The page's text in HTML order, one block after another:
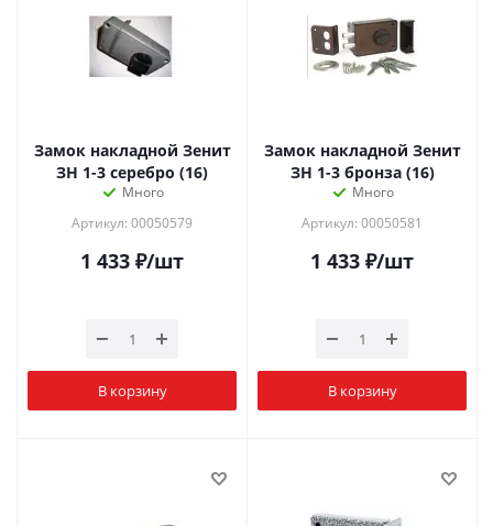
Замок накладной Зенит
ЗН 1-3 серебро (16)
Много
Артикул: 00050579
1 433 ₽/шт
В корзину
Замок накладной Зенит
ЗН 1-3 бронза (16)
Много
Артикул: 00050581
1 433 ₽/шт
В корзину